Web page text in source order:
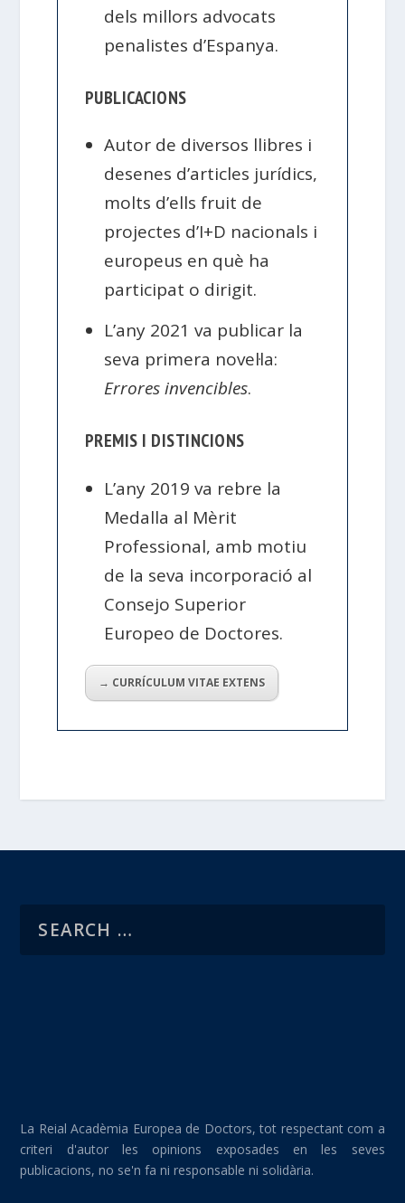
dels millors advocats
penalistes d’Espanya.
PUBLICACIONS
Autor de diversos llibres i
desenes d’articles jurídics,
molts d’ells fruit de
projectes d’I+D nacionals i
europeus en què ha
participat o dirigit.
L’any 2021 va publicar la
seva primera novel·la:
Errores invencibles.
PREMIS I DISTINCIONS
L’any 2019 va rebre la
Medalla al Mèrit
Professional, amb motiu
de la seva incorporació al
Consejo Superior
Europeo de Doctores.
→ CURRÍCULUM VITAE EXTENS
La Reial Acadèmia Europea de Doctors, tot respectant com a
criteri d'autor les opinions exposades en les seves
publicacions, no se'n fa ni responsable ni solidària.